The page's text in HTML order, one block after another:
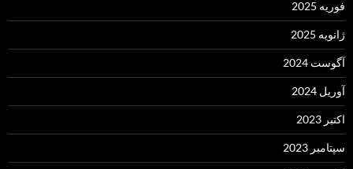
فوریه 2025
ژانویه 2025
آگوست 2024
آوریل 2024
اکتبر 2023
سپتامبر 2023